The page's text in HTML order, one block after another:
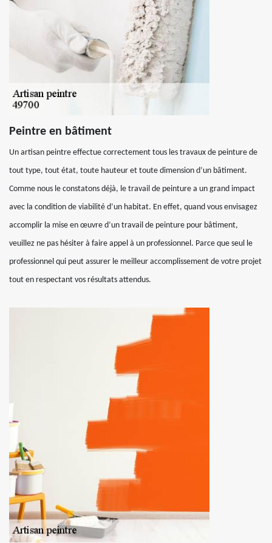
Peintre en bâtiment
Un artisan peintre effectue correctement tous les travaux de peinture de
tout type, tout état, toute hauteur et toute dimension d’un bâtiment.
Comme nous le constatons déjà, le travail de peinture a un grand impact
avec la condition de viabilité d’un habitat. En effet, quand vous envisagez
accomplir la mise en œuvre d’un travail de peinture pour bâtiment,
veuillez ne pas hésiter à faire appel à un professionnel. Parce que seul le
professionnel qui peut assurer le meilleur accomplissement de votre projet
tout en respectant vos résultats attendus.